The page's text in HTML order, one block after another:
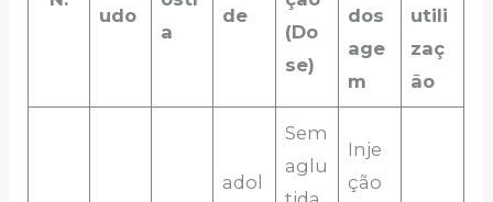
udo
a
de
(Do
se)
dos
age
m
utili
zaç
ão
adol
Sem
aglu
Inje
ção